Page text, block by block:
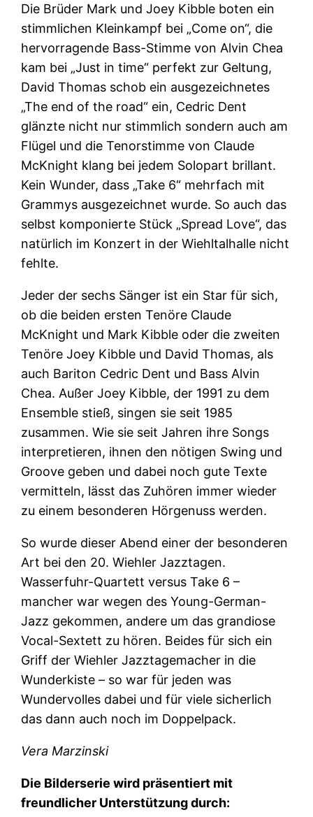
Die Brüder Mark und Joey Kibble boten ein
stimmlichen Kleinkampf bei „Come on“, die
hervorragende Bass-Stimme von Alvin Chea
kam bei „Just in time“ perfekt zur Geltung,
David Thomas schob ein ausgezeichnetes
„The end of the road“ ein, Cedric Dent
glänzte nicht nur stimmlich sondern auch am
Flügel und die Tenorstimme von Claude
McKnight klang bei jedem Solopart brillant.
Kein Wunder, dass „Take 6“ mehrfach mit
Grammys ausgezeichnet wurde. So auch das
selbst komponierte Stück „Spread Love“, das
natürlich im Konzert in der Wiehltalhalle nicht
fehlte.
Jeder der sechs Sänger ist ein Star für sich,
ob die beiden ersten Tenöre Claude
McKnight und Mark Kibble oder die zweiten
Tenöre Joey Kibble und David Thomas, als
auch Bariton Cedric Dent und Bass Alvin
Chea. Außer Joey Kibble, der 1991 zu dem
Ensemble stieß, singen sie seit 1985
zusammen. Wie sie seit Jahren ihre Songs
interpretieren, ihnen den nötigen Swing und
Groove geben und dabei noch gute Texte
vermitteln, lässt das Zuhören immer wieder
zu einem besonderen Hörgenuss werden.
So wurde dieser Abend einer der besonderen
Art bei den 20. Wiehler Jazztagen.
Wasserfuhr-Quartett versus Take 6 –
mancher war wegen des Young-German-
Jazz gekommen, andere um das grandiose
Vocal-Sextett zu hören. Beides für sich ein
Griff der Wiehler Jazztagemacher in die
Wunderkiste – so war für jeden was
Wundervolles dabei und für viele sicherlich
das dann auch noch im Doppelpack.
Vera Marzinski
Die Bilderserie wird präsentiert mit
freundlicher Unterstützung durch: